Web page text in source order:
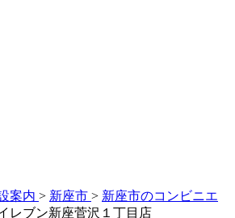
案内 > 新座市 > 新座市のコンビニエ
レブン新座菅沢１丁目店